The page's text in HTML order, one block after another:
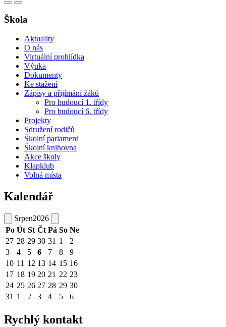
Škola
Aktuality
O nás
Virtuální prohlídka
Výuka
Dokumenty
Ke stažení
Zápisy a přijímání žáků
Pro budoucí 1. třídy
Pro budoucí 6. třídy
Projekty
Sdružení rodičů
Školní parlament
Školní knihovna
Akce školy
Klapklub
Volná místa
Kalendář
Srpen2026
Po Út St Čt Pá So Ne
27 28 29 30 31 1
2
3
4 5 6 7 8
9
10 11 12 13 14 15 16
17 18 19 20 21 22 23
24 25 26 27 28 29 30
31 1 2 3 4 5 6
Rychlý kontakt